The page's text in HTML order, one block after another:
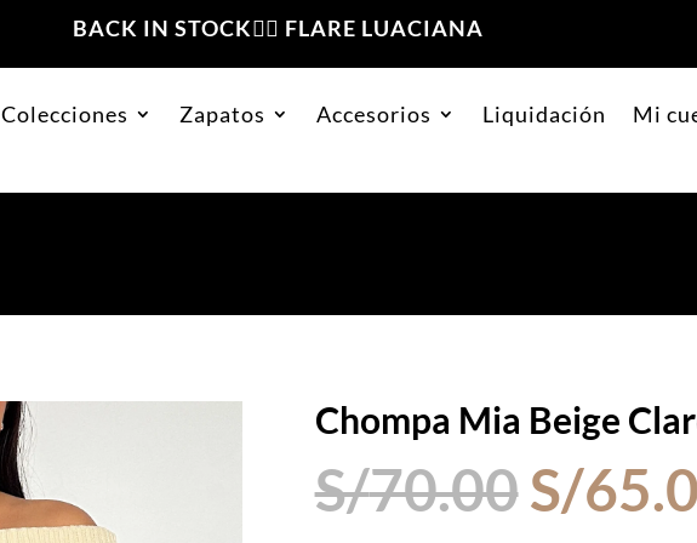
BACK IN STOCK❤️‍🔥 FLARE LUACIANA
Colecciones Zapatos Accesorios Liquidación Mi
Chompa Mia Beige
S/70.00El
precio
S/